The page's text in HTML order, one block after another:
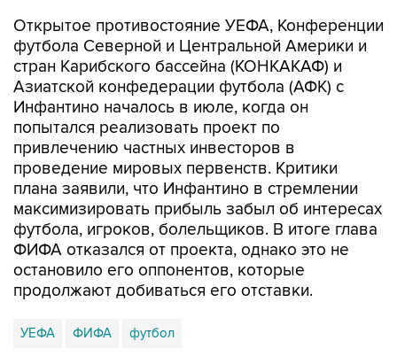
Открытое противостояние УЕФА, Конференции
футбола Северной и Центральной Америки и
стран Карибского бассейна (КОНКАКАФ) и
Азиатской конфедерации футбола (АФК) с
Инфантино началось в июле, когда он
попытался реализовать проект по
привлечению частных инвесторов в
проведение мировых первенств. Критики
плана заявили, что Инфантино в стремлении
максимизировать прибыль забыл об интересах
футбола, игроков, болельщиков. В итоге глава
ФИФА отказался от проекта, однако это не
остановило его оппонентов, которые
продолжают добиваться его отставки.
УЕФА ФИФА футбол